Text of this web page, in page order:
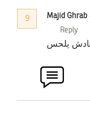
9 Majid Ghrab
Reply